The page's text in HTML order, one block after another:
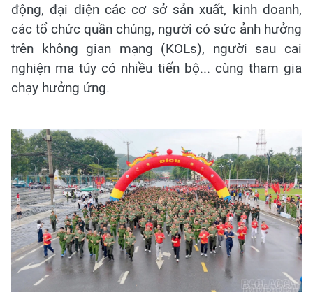
động, đại diện các cơ sở sản xuất, kinh doanh,
các tổ chức quần chúng, người có sức ảnh hưởng
trên không gian mạng (KOLs), người sau cai
nghiện ma túy có nhiều tiến bộ... cùng tham gia
chạy hưởng ứng.